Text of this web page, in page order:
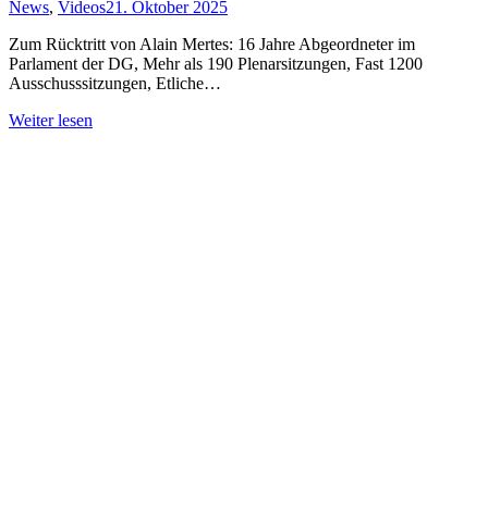
News, Videos21. Oktober 2025
Zum Rücktritt von Alain Mertes: 16 Jahre Abgeordneter im
Parlament der DG, Mehr als 190 Plenarsitzungen, Fast 1200
Ausschusssitzungen, Etliche…
Weiter lesen